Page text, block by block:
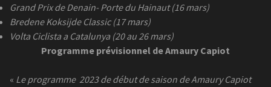
Grand Prix de Denain- Porte du Hainaut (16 mars)
Bredene Koksijde Classic (17 mars)
Volta Ciclista a Catalunya (20 au 26 mars)
Programme prévisionnel de Amaury Capiot
« Le programme 2023 de début de saison de Amaury Capiot